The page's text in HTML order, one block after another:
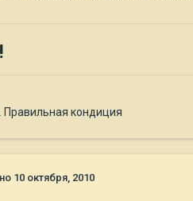
Правильная кондиция
10 октября, 2010